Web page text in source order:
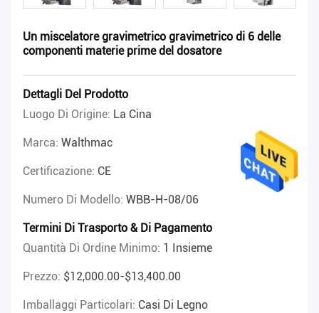
Un miscelatore gravimetrico gravimetrico di 6 delle
componenti materie prime del dosatore
Dettagli Del Prodotto
Luogo Di Origine: La Cina
Marca: Walthmac
Certificazione: CE
Numero Di Modello: WBB-H-08/06
Termini Di Trasporto & Di Pagamento
Quantità Di Ordine Minimo: 1 Insieme
Prezzo: $12,000.00-$13,400.00
Imballaggi Particolari: Casi Di Legno